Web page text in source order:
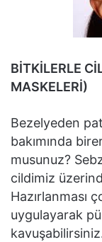
BİTKİLERLE
MASKELERİ)
Bezelyeden
bakımında
musunuz?
cildimiz
Hazırlanması
uygulayarak